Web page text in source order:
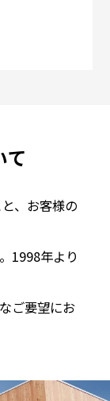
て
、お客様の
1998年より
ご要望にお